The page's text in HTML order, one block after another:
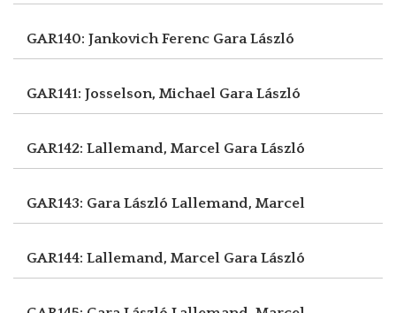
GAR140: Jankovich Ferenc Gara László
GAR141: Josselson, Michael Gara László
GAR142: Lallemand, Marcel Gara László
GAR143: Gara László Lallemand, Marcel
GAR144: Lallemand, Marcel Gara László